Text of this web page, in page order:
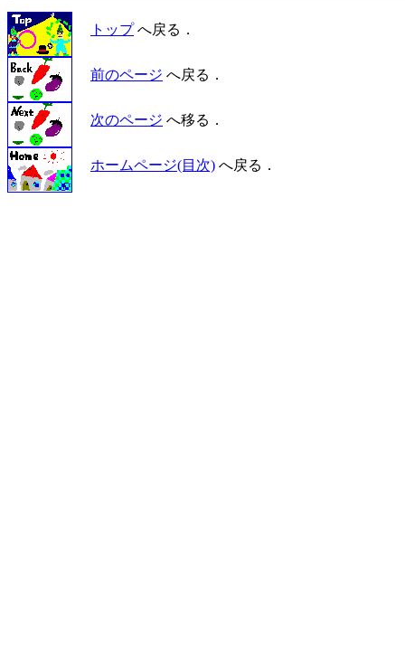
トップへ戻る．
前のページ へ戻る．
次のページ へ移る．
ホームページ(目次) へ戻る．